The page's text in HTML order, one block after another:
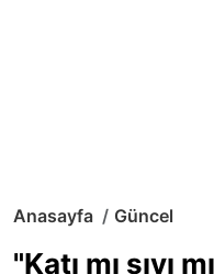
Anasayfa Güncel
"Katı mı sıvı